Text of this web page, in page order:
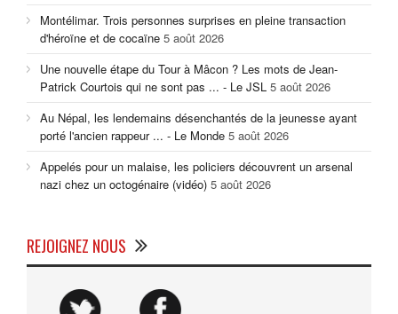
Montélimar. Trois personnes surprises en pleine transaction
d'héroïne et de cocaïne 5 août 2026
Une nouvelle étape du Tour à Mâcon ? Les mots de Jean-
Patrick Courtois qui ne sont pas ... - Le JSL 5 août 2026
Au Népal, les lendemains désenchantés de la jeunesse ayant
porté l'ancien rappeur ... - Le Monde 5 août 2026
Appelés pour un malaise, les policiers découvrent un arsenal
nazi chez un octogénaire (vidéo) 5 août 2026
REJOIGNEZ NOUS